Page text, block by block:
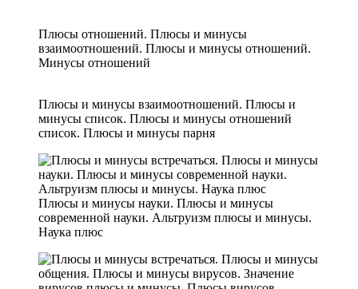
Плюсы отношений. Плюсы и минусы
взаимоотношений. Плюсы и минусы отношений.
Минусы отношений
Плюсы и минусы взаимоотношений. Плюсы и
минусы список. Плюсы и минусы отношений
список. Плюсы и минусы парня
Плюсы и минусы науки. Плюсы и минусы
современной науки. Альтруизм плюсы и минусы.
Наука плюс